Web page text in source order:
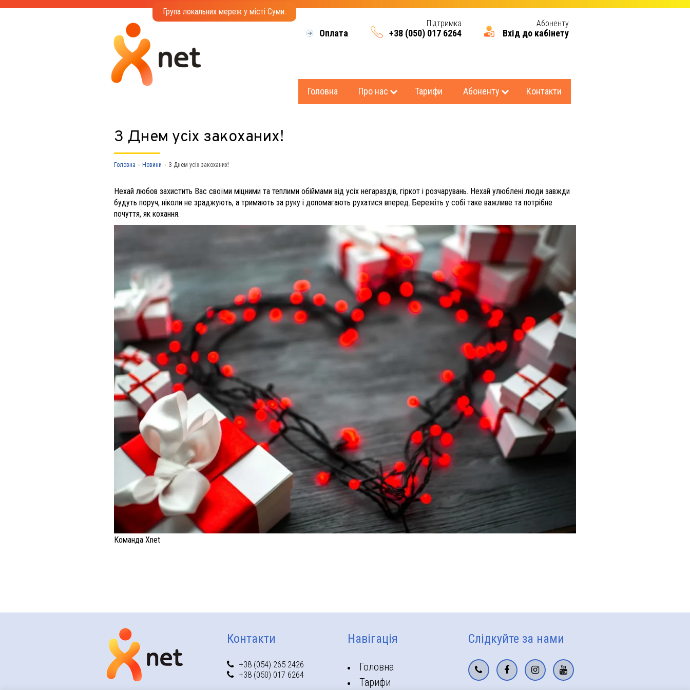
Група локальних мереж у місті Суми.
Оплата
Підтримка
+38 (050) 017 6264
Абоненту
Вхід до кабінету
Головна Про нас Тарифи Абоненту Контакти
З Днем усіх закоханих!
Головна › Новини › З Днем усіх закоханих!
Нехай любов захистить Вас своїми міцними та теплими обіймами від усіх негараздів, гіркот і розчарувань. Нехай улюблені люди завжди
будуть поруч, ніколи не зраджують, а тримають за руку і допомагають рухатися вперед. Бережіть у собі таке важливе та потрібне
почуття, як кохання.
Команда Xnet
Контакти
+38 (054) 265 2426
+38 (050) 017 6264
Навігація
Головна
Тарифи
Слідкуйте за нами